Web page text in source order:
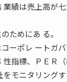
績は売上高が
ためにあ る。
ーポレ ートガ
指標、ＰＥＲ
モニタリング